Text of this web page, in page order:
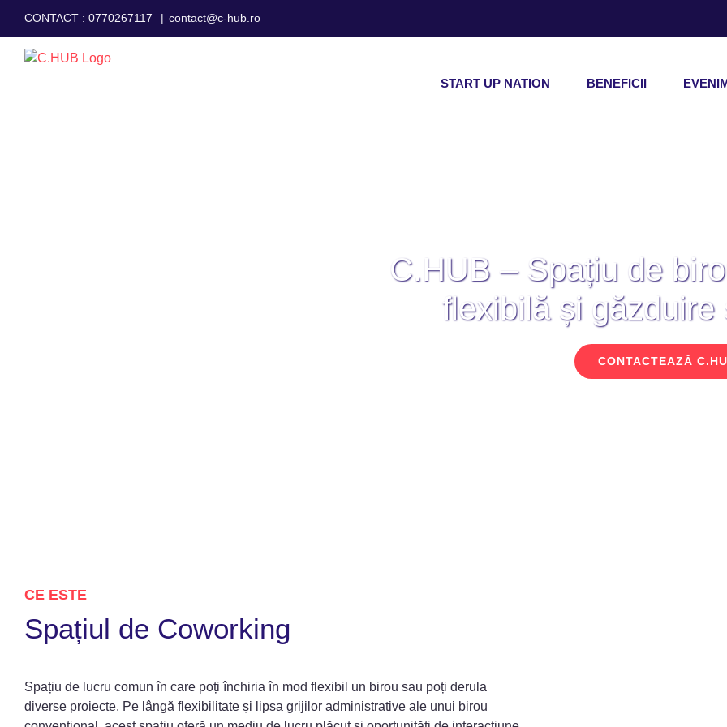
content
CONTACT : 0770267117 | contact@c-hub.ro
START UP NATION BENEFICII
C.HUB – Spațiu de
flexibilă și găzduire
CONTACTEAZĂ
CE ESTE
Spațiul de Coworking
Spațiu de lucru comun în care poți închiria în mod flexibil un birou sau poți derula
diverse proiecte. Pe lângă flexibilitate și lipsa grijilor administrative ale unui birou